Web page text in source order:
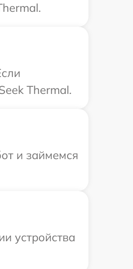
Thermal.
и займемся
устройства